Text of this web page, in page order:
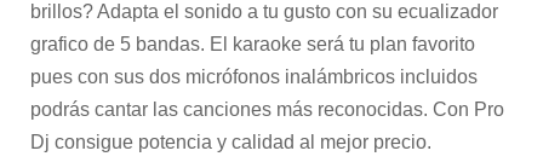
brillos? Adapta el sonido a tu gusto con su ecualizador
grafico de 5 bandas. El karaoke será tu plan favorito
pues con sus dos micrófonos inalámbricos incluidos
podrás cantar las canciones más reconocidas. Con Pro
Dj consigue potencia y calidad al mejor precio.